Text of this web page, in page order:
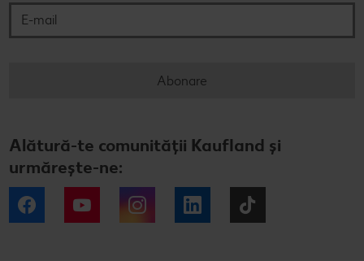
Abonare
Alătură-te comunității Kaufland și
urmărește-ne:
Facebook YouTube Instagram LinkedIn